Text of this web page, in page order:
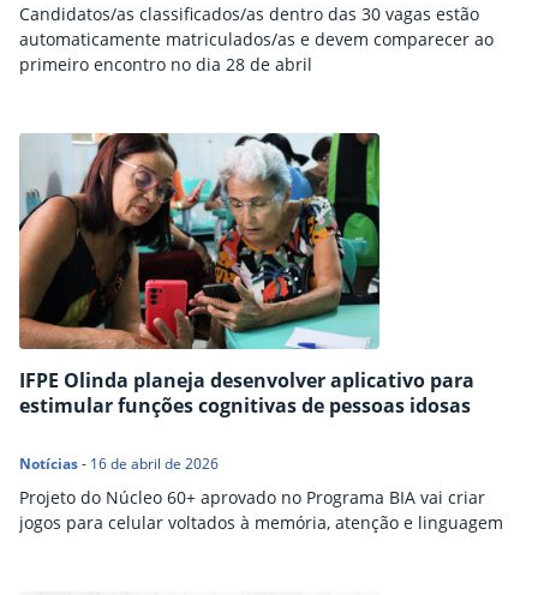
Candidatos/as classificados/as dentro das 30 vagas estão
automaticamente matriculados/as e devem comparecer ao
primeiro encontro no dia 28 de abril
IFPE Olinda planeja desenvolver aplicativo para
estimular funções cognitivas de pessoas idosas
Notícias- 16 de abril de 2026
Projeto do Núcleo 60+ aprovado no Programa BIA vai criar
jogos para celular voltados à memória, atenção e linguagem